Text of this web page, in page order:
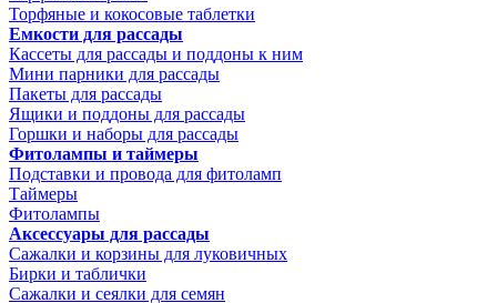
Торфяные и кокосовые таблетки
Емкости для рассады
Кассеты для рассады и поддоны к ним
Мини парники для рассады
Пакеты для рассады
Ящики и поддоны для рассады
Горшки и наборы для рассады
Фитолампы и таймеры
Подставки и провода для фитоламп
Таймеры
Фитолампы
Аксессуары для рассады
Сажалки и корзины для луковичных
Бирки и таблички
Сажалки и сеялки для семян